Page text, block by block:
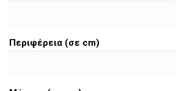
Περιφέρεια (σε cm)